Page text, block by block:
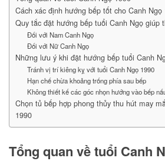
Cách xác định hướng bếp tốt cho Canh Ngọ
Quy tắc đặt hướng bếp tuổi Canh Ngọ giúp
Đối với Nam Canh Ngọ
Đối với Nữ Canh Ngọ
Những lưu ý khi đặt hướng bếp tuổi Canh
Tránh vị trí kiêng kỵ với tuổi Canh Ngọ 1990
Hạn chế chừa khoảng trống phía sau bếp
Không thiết kế các góc nhọn hướng vào bếp
Chọn tủ bếp hợp phong thủy thu hút may
1990
Tổng quan về tuổi Canh